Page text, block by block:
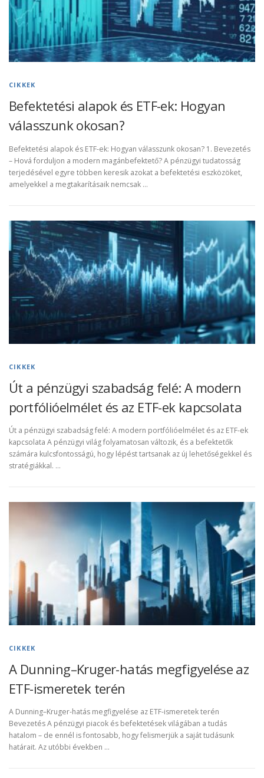
CIKKEK
Befektetési alapok és ETF-ek: Hogyan
válasszunk okosan?
Befektetési alapok és ETF-ek: Hogyan válasszunk okosan? 1. Bevezetés
– Hová forduljon a modern magánbefektető? A pénzügyi tudatosság
terjedésével egyre többen keresik azokat a befektetési eszközöket,
amelyekkel a megtakarításaik nemcsak …
CIKKEK
Út a pénzügyi szabadság felé: A modern
portfólióelmélet és az ETF-ek kapcsolata
Út a pénzügyi szabadság felé: A modern portfólióelmélet és az ETF-ek
kapcsolata A pénzügyi világ folyamatosan változik, és a befektetők
számára kulcsfontosságú, hogy lépést tartsanak az új lehetőségekkel és
stratégiákkal. …
CIKKEK
A Dunning–Kruger-hatás megfigyelése az
ETF-ismeretek terén
A Dunning–Kruger-hatás megfigyelése az ETF-ismeretek terén
Bevezetés A pénzügyi piacok és befektetések világában a tudás
hatalom – de ennél is fontosabb, hogy felismerjük a saját tudásunk
határait. Az utóbbi években …